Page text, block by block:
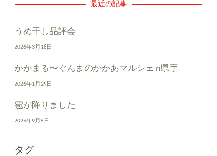
最近の記事
うめ干し品評会
2026年3月18日
かかまる〜ぐんまのかかあマルシェin県庁
2026年1月29日
雹が降りました
2025年9月5日
タグ